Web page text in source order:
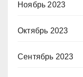
Ноябрь 2023
Октябрь 2023
Сентябрь 2023